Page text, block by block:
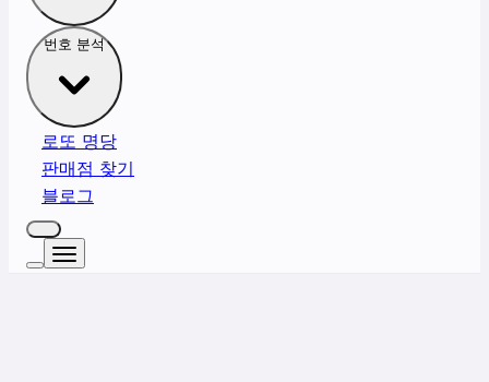
번호 분석
로또 명당
판매점 찾기
블로그